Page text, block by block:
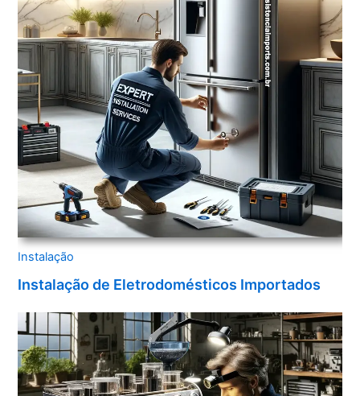
Instalação
Instalação de Eletrodomésticos Importados